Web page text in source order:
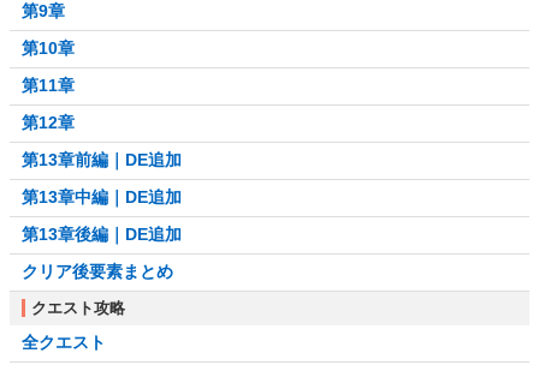
第9章
第10章
第11章
第12章
第13章前編｜DE追加
第13章中編｜DE追加
第13章後編｜DE追加
クリア後要素まとめ
クエスト攻略
全クエスト